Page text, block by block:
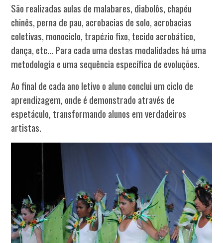
São realizadas aulas de malabares, diabolôs, chapéu
chinês, perna de pau, acrobacias de solo, acrobacias
coletivas, monociclo, trapézio fixo, tecido acrobático,
dança, etc... Para cada uma destas modalidades há uma
metodologia e uma sequência específica de evoluções.
Ao final de cada ano letivo o aluno conclui um ciclo de
aprendizagem, onde é demonstrado através de
espetáculo, transformando alunos em verdadeiros
artistas.